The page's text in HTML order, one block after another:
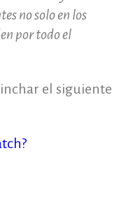
no solo en los
por todo el
el siguiente